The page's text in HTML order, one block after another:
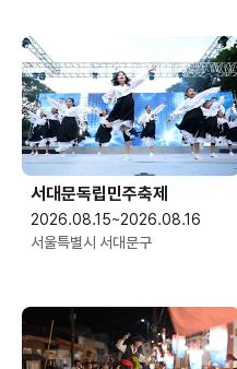
서대문독립민주축제
2026.08.15~2026.08.16
서울특별시 서대문구